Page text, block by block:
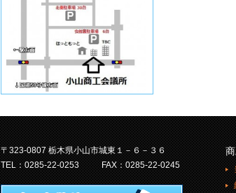
〒323-0807 栃木県小山市城東１－６－３６
TEL：0285-22-0253
FAX：0285-22-0245